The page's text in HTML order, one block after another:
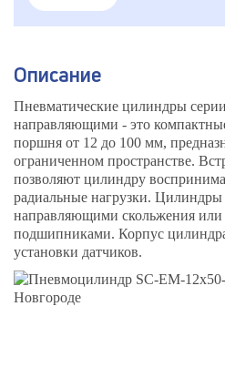
Описание
Пневматические цилиндры
направляющими - это
поршня от 12 до 100 мм,
ограниченном пространстве.
позволяют цилиндру
радиальные нагрузки. Цилиндры
направляющими скольжения
подшипниками. Корпус
установки датчиков.